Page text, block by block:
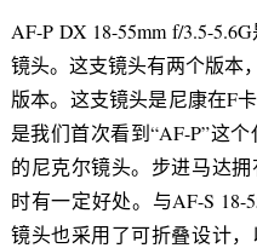
AF-P DX 18-55mm f/3.5-
镜头。这支镜头有两个版本
版本。这支镜头是尼康在F
是我们首次看到“AF-P”这
的尼克尔镜头。步进马达
时有一定好处。与AF-S 18-
镜头也采用了可折叠设计，